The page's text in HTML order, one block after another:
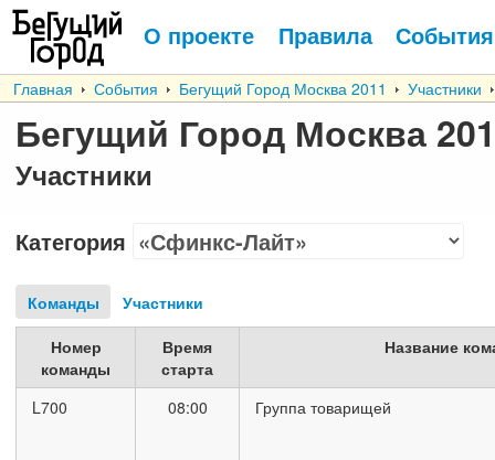
О проекте Правила События
Главная События Бегущий Город Москва 2011 Участники
Бегущий Город Москва
Участники
Категория
Команды Участники
Номер
команды
Время
старта
Название
L700 08:00 Группа товарищей